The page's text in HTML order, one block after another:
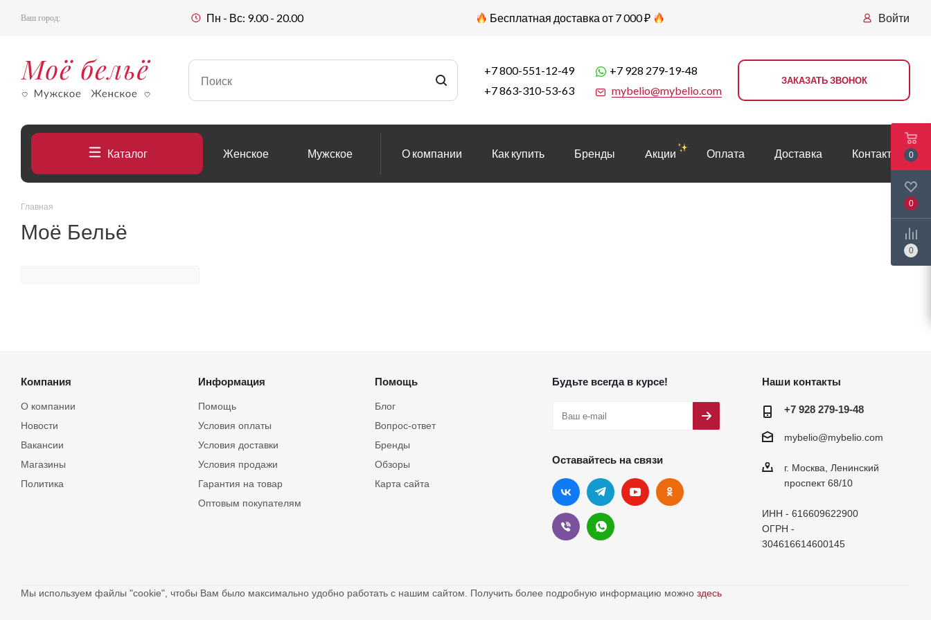
Ваш город: Пн - Вс: 9.00 - 20.00 Бесплатная доставка от 7 000 ₽ Войти
+7 800-551-12-49
+7 863-310-53-63
+7 928 279-19-48
mybelio@mybelio.com
ЗАКАЗАТЬ ЗВОНОК
Каталог Женское Мужское О компании Как купить Бренды Aкции Оплата Доставка Контакты
Главная
Моё Бельё
Компания
О компании
Новости
Вакансии
Магазины
Политика
Информация
Помощь
Условия оплаты
Условия доставки
Условия продажи
Гарантия на товар
Оптовым покупателям
Помощь
Блог
Вопрос-ответ
Бренды
Обзоры
Карта сайта
Будьте всегда в курсе!
Оставайтесь на связи
Наши контакты
+7 928 279-19-48
mybelio@mybelio.com
г. Москва, Ленинский
проспект 68/10
ИНН - 616609622900
ОГРН -
304616614600145
Мы используем файлы "cookie", чтобы Вам было максимально удобно работать с нашим сайтом. Получить более подробную информацию можно здесь
0
0
0